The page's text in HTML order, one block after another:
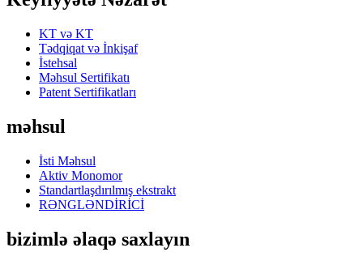
KT və KT
Tədqiqat və İnkişaf
İstehsal
Məhsul Sertifikatı
Patent Sertifikatları
məhsul
İsti Məhsul
Aktiv Monomor
Standartlaşdırılmış ekstrakt
RƏNGLƏNDİRİCİ
bizimlə əlaqə saxlayın